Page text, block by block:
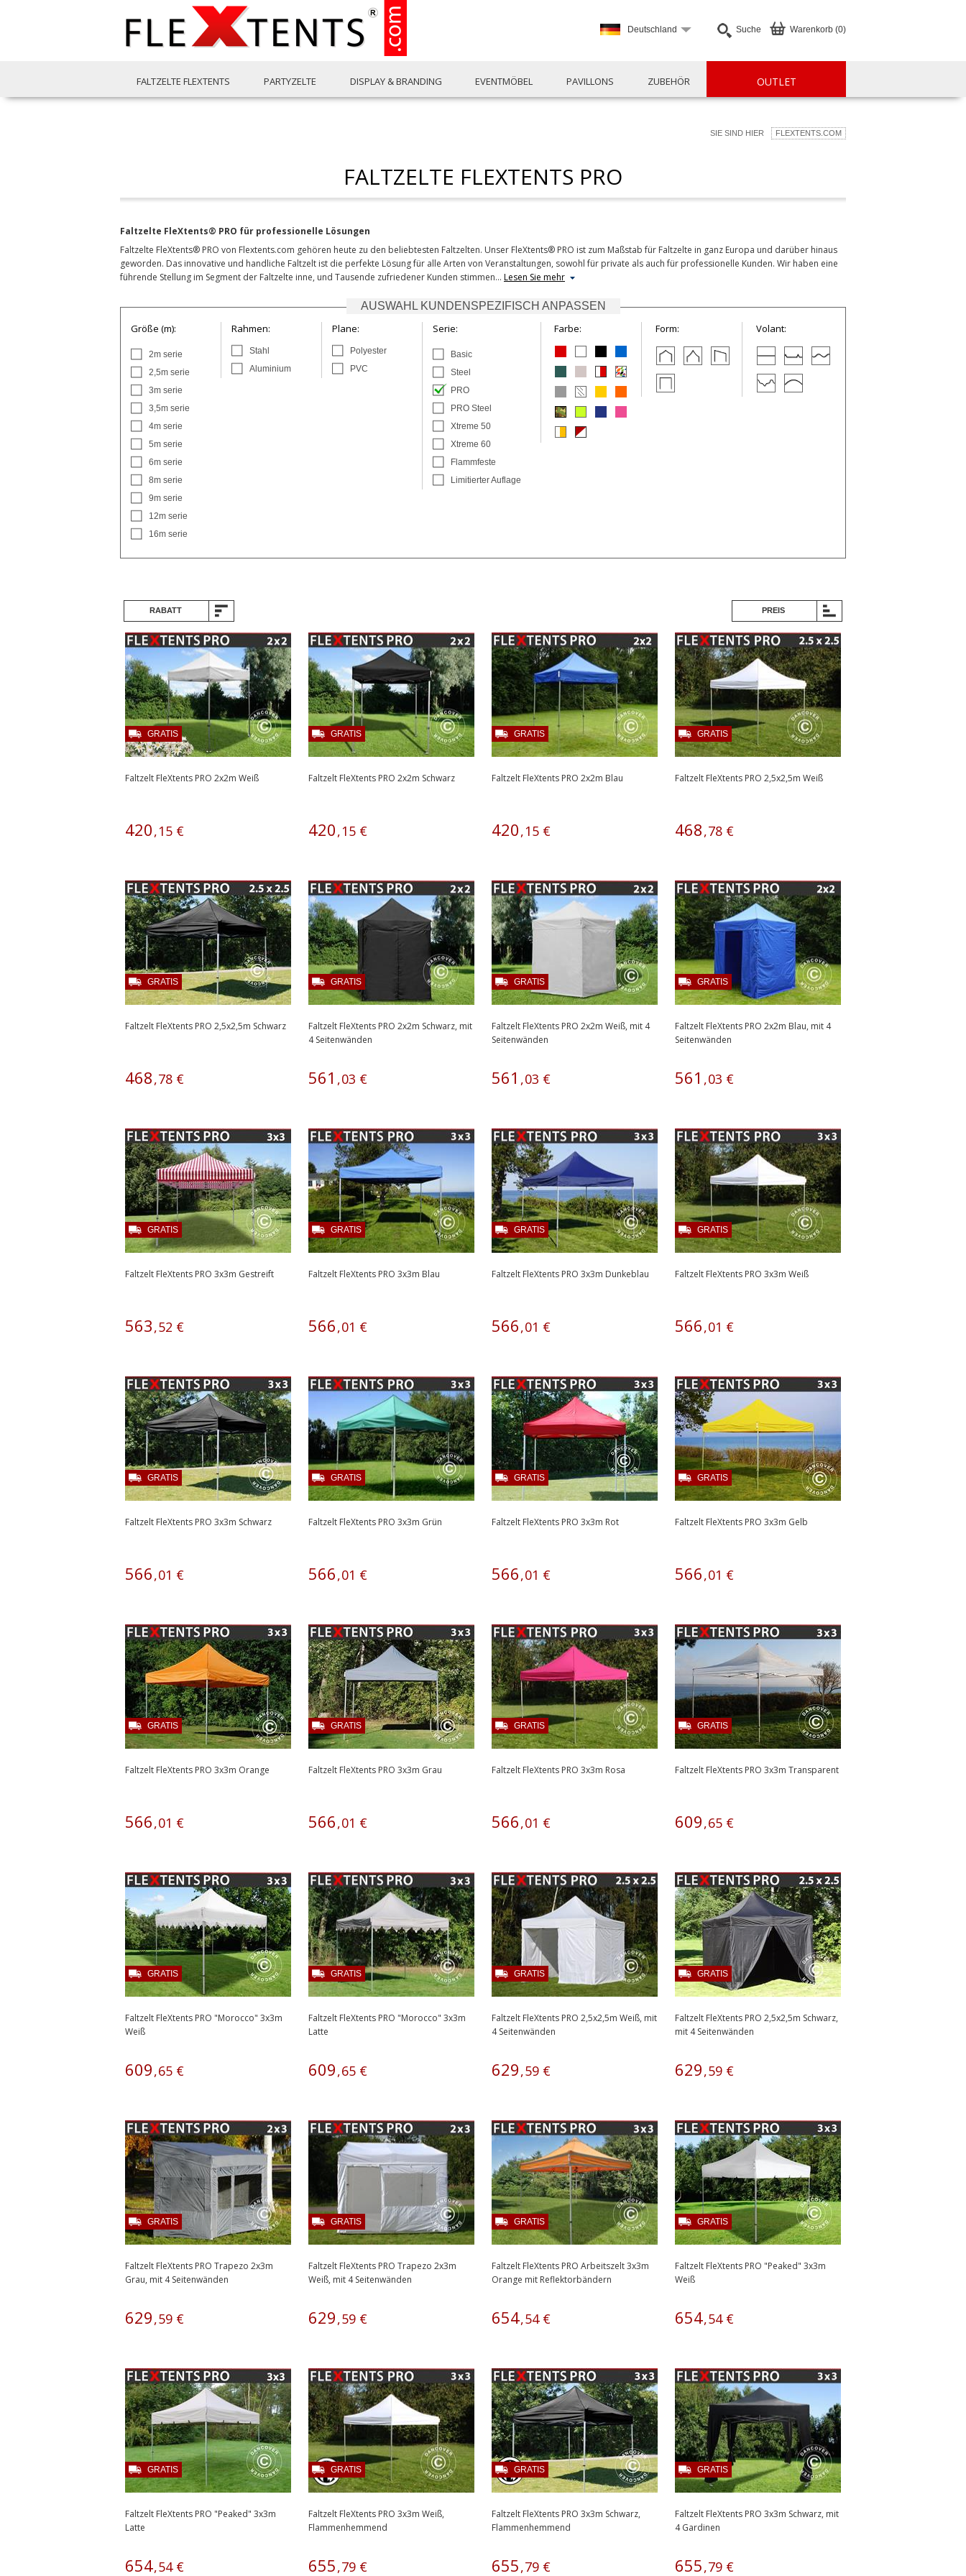
Warenkorb (0)
Suche
Deutschland
FALTZELTE FLEXTENTS PARTYZELTE DISPLAY & BRANDING EVENTMÖBEL PAVILLONS ZUBEHÖR OUTLET
SIE SIND HIER FLEXTENTS.COM
FALTZELTE FLEXTENTS PRO
Faltzelte FleXtents® PRO für professionelle Lösungen
Faltzelte FleXtents® PRO von Flextents.com gehören heute zu den beliebtesten Faltzelten. Unser FleXtents® PRO ist zum Maßstab für Faltzelte in ganz Europa und darüber hinaus
geworden. Das innovative und handliche Faltzelt ist die perfekte Lösung für alle Arten von Veranstaltungen, sowohl für private als auch für professionelle Kunden. Wir haben eine
führende Stellung im Segment der Faltzelte inne, und Tausende zufriedener Kunden stimmen… Lesen Sie mehr
AUSWAHL KUNDENSPEZIFISCH ANPASSEN
Größe (m):
2m serie
2,5m serie
3m serie
3,5m serie
4m serie
5m serie
6m serie
8m serie
9m serie
12m serie
16m serie
Rahmen:
Stahl
Aluminium
Plane:
Polyester
PVC
Serie:
Basic
Steel
PRO
PRO Steel
Xtreme 50
Xtreme 60
Flammfeste
Limitierter Auflage
Farbe: Form: Volant:
RABATT PREIS
Faltzelt FleXtents PRO 2x2m Weiß
420,15 €
GRATIS
Faltzelt FleXtents PRO 2x2m Schwarz
420,15 €
GRATIS
Faltzelt FleXtents PRO 2x2m Blau
420,15 €
GRATIS
Faltzelt FleXtents PRO 2,5x2,5m Weiß
468,78 €
GRATIS
Faltzelt FleXtents PRO 2,5x2,5m Schwarz
468,78 €
GRATIS
Faltzelt FleXtents PRO 2x2m Schwarz, mit
4 Seitenwänden
561 ,03 €
GRATIS
Faltzelt FleXtents PRO 2x2m Weiß, mit 4
Seitenwänden
561 ,03 €
GRATIS
Faltzelt FleXtents PRO 2x2m Blau, mit 4
Seitenwänden
561 ,03 €
GRATIS
Faltzelt FleXtents PRO 3x3m Gestreift
563,52 €
GRATIS
Faltzelt FleXtents PRO 3x3m Blau
566,01 €
GRATIS
Faltzelt FleXtents PRO 3x3m Dunkeblau
566,01 €
GRATIS
Faltzelt FleXtents PRO 3x3m Weiß
566,01 €
GRATIS
Faltzelt FleXtents PRO 3x3m Schwarz
566,01 €
GRATIS
Faltzelt FleXtents PRO 3x3m Grün
566,01 €
GRATIS
Faltzelt FleXtents PRO 3x3m Rot
566,01 €
GRATIS
Faltzelt FleXtents PRO 3x3m Gelb
566,01 €
GRATIS
Faltzelt FleXtents PRO 3x3m Orange
566,01 €
GRATIS
Faltzelt FleXtents PRO 3x3m Grau
566,01 €
GRATIS
Faltzelt FleXtents PRO 3x3m Rosa
566,01 €
GRATIS
Faltzelt FleXtents PRO 3x3m Transparent
609,65 €
GRATIS
Faltzelt FleXtents PRO "Morocco" 3x3m
Weiß
609,65 €
GRATIS
Faltzelt FleXtents PRO "Morocco" 3x3m
Latte
609,65 €
GRATIS
Faltzelt FleXtents PRO 2,5x2,5m Weiß, mit
4 Seitenwänden
629,59 €
GRATIS
Faltzelt FleXtents PRO 2,5x2,5m Schwarz,
mit 4 Seitenwänden
629,59 €
GRATIS
Faltzelt FleXtents PRO Trapezo 2x3m
Grau, mit 4 Seitenwänden
629,59 €
GRATIS
Faltzelt FleXtents PRO Trapezo 2x3m
Weiß, mit 4 Seitenwänden
629,59 €
GRATIS
Faltzelt FleXtents PRO Arbeitszelt 3x3m
Orange mit Reflektorbändern
654,54€
GRATIS
Faltzelt FleXtents PRO "Peaked" 3x3m
Weiß
654,54€
GRATIS
Faltzelt FleXtents PRO "Peaked" 3x3m
Latte
654,54€
GRATIS
Faltzelt FleXtents PRO 3x3m Weiß,
Flammenhemmend
655,79 €
GRATIS
Faltzelt FleXtents PRO 3x3m Schwarz,
Flammenhemmend
655,79 €
GRATIS
Faltzelt FleXtents PRO 3x3m Schwarz, mit
4 Gardinen
655,79 €
GRATIS